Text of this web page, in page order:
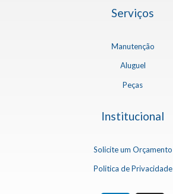
Serviços
Manutenção
Aluguel
Peças
Institucional
Solicite um Orçamento
Politica de Privacidade